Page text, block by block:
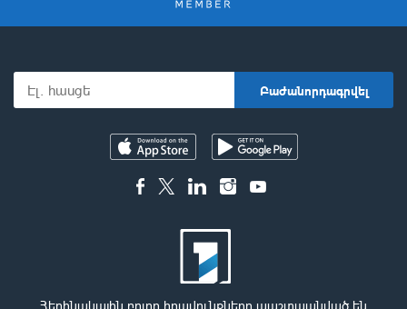
Հեղինակային բոլոր իրավունքները պաշտպանված են